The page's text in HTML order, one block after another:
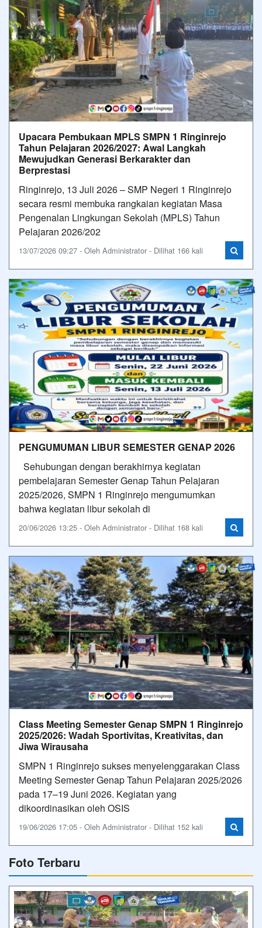
Upacara Pembukaan MPLS SMPN 1 Ringinrejo
Tahun Pelajaran 2026/2027: Awal Langkah
Mewujudkan Generasi Berkarakter dan
Berprestasi
Ringinrejo, 13 Juli 2026 – SMP Negeri 1 Ringinrejo
secara resmi membuka rangkaian kegiatan Masa
Pengenalan Lingkungan Sekolah (MPLS) Tahun
Pelajaran 2026/202
13/07/2026 09:27 - Oleh Administrator - Dilihat 166 kali
PENGUMUMAN LIBUR SEMESTER GENAP 2026
Sehubungan dengan berakhirnya kegiatan
pembelajaran Semester Genap Tahun Pelajaran
2025/2026, SMPN 1 Ringinrejo mengumumkan
bahwa kegiatan libur sekolah di
20/06/2026 13:25 - Oleh Administrator - Dilihat 168 kali
Class Meeting Semester Genap SMPN 1 Ringinrejo
2025/2026: Wadah Sportivitas, Kreativitas, dan
Jiwa Wirausaha
SMPN 1 Ringinrejo sukses menyelenggarakan Class
Meeting Semester Genap Tahun Pelajaran 2025/2026
pada 17–19 Juni 2026. Kegiatan yang
dikoordinasikan oleh OSIS
19/06/2026 17:05 - Oleh Administrator - Dilihat 152 kali
Foto Terbaru